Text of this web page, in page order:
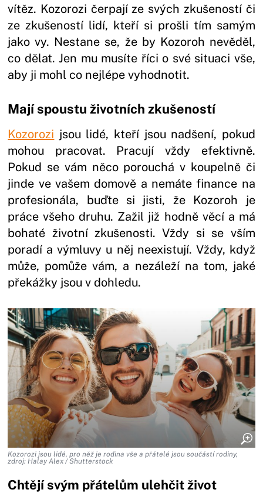
vítěz. Kozorozi čerpají ze svých zkušeností či
ze zkušeností lidí, kteří si prošli tím samým
jako vy. Nestane se, že by Kozoroh nevěděl,
co dělat. Jen mu musíte říci o své situaci vše,
aby ji mohl co nejlépe vyhodnotit.
Mají spoustu životních zkušeností
Kozorozi jsou lidé, kteří jsou nadšení, pokud
mohou pracovat. Pracují vždy efektivně.
Pokud se vám něco porouchá v koupelně či
jinde ve vašem domově a nemáte finance na
profesionála, buďte si jisti, že Kozoroh je
práce všeho druhu. Zažil již hodně věcí a má
bohaté životní zkušenosti. Vždy si se vším
poradí a výmluvy u něj neexistují. Vždy, když
může, pomůže vám, a nezáleží na tom, jaké
překážky jsou v dohledu.
Kozorozi jsou lidé, pro něž je rodina vše a přátelé jsou součástí rodiny,
zdroj: Halay Alex / Shutterstock
Chtějí svým přátelům ulehčit život